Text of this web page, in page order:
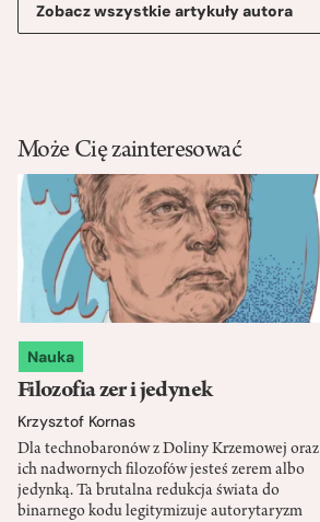
Zobacz wszystkie artykuły autora
Może Cię zainteresować
Nauka
Filozofia zer i jedynek
Krzysztof Kornas
Dla technobaronów z Doliny Krzemowej oraz
ich nadwornych filozofów jesteś zerem albo
jedynką. Ta brutalna redukcja świata do
binarnego kodu legitymizuje autorytaryzm